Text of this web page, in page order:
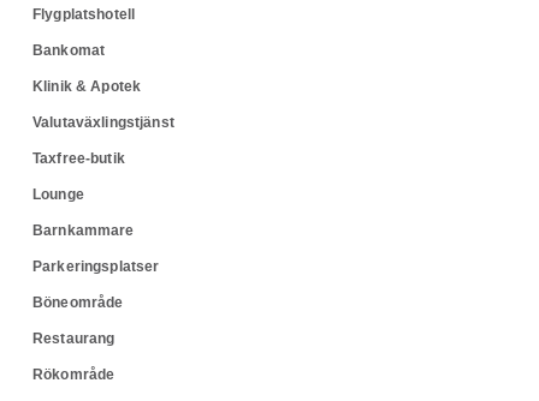
Flygplatshotell
Bankomat
Klinik & Apotek
Valutaväxlingstjänst
Taxfree-butik
Lounge
Barnkammare
Parkeringsplatser
Böneområde
Restaurang
Rökområde